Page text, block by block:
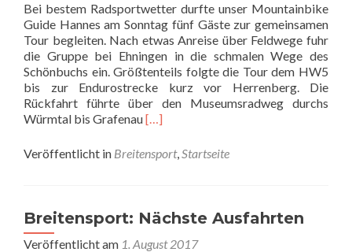
Bei bestem Radsportwetter durfte unser Mountainbike
Guide Hannes am Sonntag fünf Gäste zur gemeinsamen
Tour begleiten. Nach etwas Anreise über Feldwege fuhr
die Gruppe bei Ehningen in die schmalen Wege des
Schönbuchs ein. Größtenteils folgte die Tour dem HW5
bis zur Endurostrecke kurz vor Herrenberg. Die
Rückfahrt führte über den Museumsradweg durchs
Würmtal bis GrafenauRead
about
Breitensport:
bei
MTB-
Ausfahrt
[…]
Veröffentlicht in Breitensport,Startseite
Breitensport: Nächste Ausfahrten
Veröffentlicht am 1. August 2017